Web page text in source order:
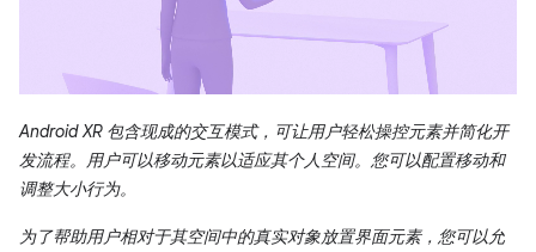
Android XR 包含现成的交互模式，可让用户轻松操控元素并简化开
发流程。用户可以移动元素以适应其个人空间。您可以配置移动和
调整大小行为。
为了帮助用户相对于其空间中的真实对象放置界面元素，您可以允